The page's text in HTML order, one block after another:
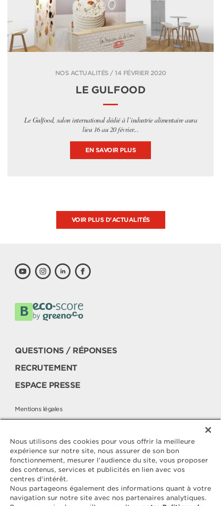
NOS ACTUALITÉS / 14 FÉVRIER 2020
LE GULFOOD
Le Gulfood, salon international dédié à l’industrie alimentaire aura
lieu 16 au 20 février...
EN SAVOIR PLUS
VOIR PLUS D'ACTUALITÉS
QUESTIONS / RÉPONSES
RECRUTEMENT
ESPACE PRESSE
Mentions légales
Politique de protection des données
Contactez
ELLE & VIRE
Pour toute question ou demande
Nous utilisons des cookies pour vous offrir la meilleure
expérience sur notre site, nous assurer de son bon
fonctionnement, mesurer l'audience du site, vous proposer
des contenus, services et publicités en lien avec vos
centres d'intérêt.
Nous partageons également des informations quant à votre
navigation sur notre site avec nos partenaires analytiques.